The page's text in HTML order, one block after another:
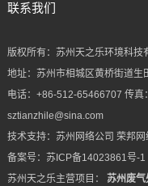
联系我们
版权所有：苏州天之乐环境科技
地址：苏州市相城区黄桥街道生
电话：+86-512-65466707 传真
sztianzhile@sina.com
技术支持： 苏州网络公司 荣邦网
备案号： 苏ICP备14023861号-1
苏州天之乐主营项目： 苏州废气